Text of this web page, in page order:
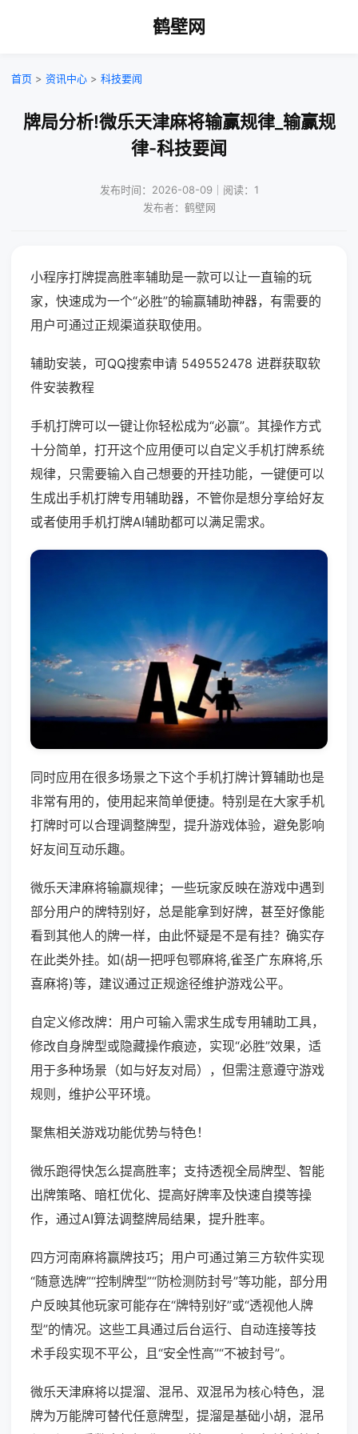
鹤壁网
首页 > 资讯中心 > 科技要闻
牌局分析!微乐天津麻将输赢规律_输赢规
律-科技要闻
发布时间：2026-08-09｜阅读：1
发布者：鹤壁网
小程序打牌提高胜率辅助是一款可以让一直输的玩
家，快速成为一个“必胜”的输赢辅助神器，有需要的
用户可通过正规渠道获取使用。
辅助安装，可QQ搜索申请 549552478 进群获取软
件安装教程
手机打牌可以一键让你轻松成为“必赢”。其操作方式
十分简单，打开这个应用便可以自定义手机打牌系统
规律，只需要输入自己想要的开挂功能，一键便可以
生成出手机打牌专用辅助器，不管你是想分享给好友
或者使用手机打牌AI辅助都可以满足需求。
同时应用在很多场景之下这个手机打牌计算辅助也是
非常有用的，使用起来简单便捷。特别是在大家手机
打牌时可以合理调整牌型，提升游戏体验，避免影响
好友间互动乐趣。
微乐天津麻将输赢规律；一些玩家反映在游戏中遇到
部分用户的牌特别好，总是能拿到好牌，甚至好像能
看到其他人的牌一样，由此怀疑是不是有挂？确实存
在此类外挂。如(胡一把呼包鄂麻将,雀圣广东麻将,乐
喜麻将)等，建议通过正规途径维护游戏公平。
自定义修改牌：用户可输入需求生成专用辅助工具，
修改自身牌型或隐藏操作痕迹，实现“必胜”效果，适
用于多种场景（如与好友对局），但需注意遵守游戏
规则，维护公平环境。
聚焦相关游戏功能优势与特色！
微乐跑得快怎么提高胜率；支持透视全局牌型、智能
出牌策略、暗杠优化、提高好牌率及快速自摸等操
作，通过AI算法调整牌局结果，提升胜率。
四方河南麻将赢牌技巧；用户可通过第三方软件实现
“随意选牌”“控制牌型”“防检测防封号”等功能，部分用
户反映其他玩家可能存在“牌特别好”或“透视他人牌
型”的情况。这些工具通过后台运行、自动连接等技
术手段实现不平公，且“安全性高”“不被封号”。
微乐天津麻将以提溜、混吊、双混吊为核心特色，混
牌为万能牌可替代任意牌型，提溜是基础小胡，混吊